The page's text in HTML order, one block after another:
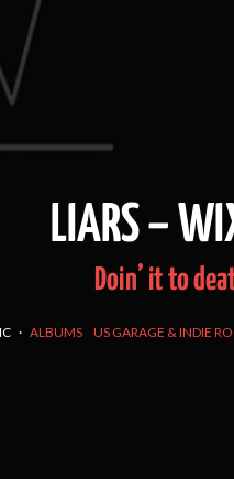
LIARS –
Doin’ it to
· ALBUMS US GARAGE & INDIE